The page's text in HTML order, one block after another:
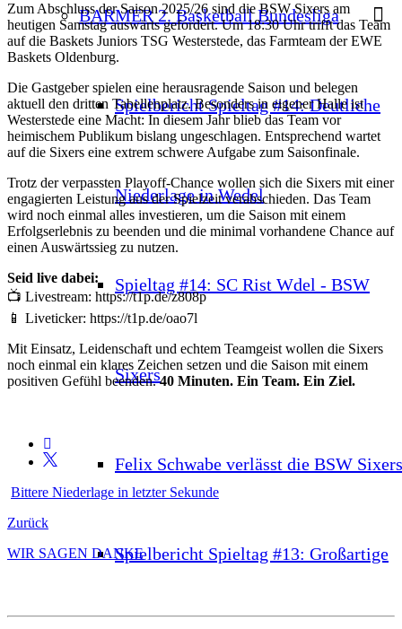
BARMER 2. Basketball Bundesliga
Spielbericht Spieltag #14: Deutliche
Niederlage in Wedel
Spieltag #14: SC Rist Wdel - BSW
Sixers
Felix Schwabe verlässt die BSW Sixers
Spielbericht Spieltag #13: Großartige
Zum Abschluss der Saison 2025/26 sind die BSW Sixers am
heutigen Samstag auswärts gefordert. Um 18:30 Uhr trifft das Team
auf die Baskets Juniors TSG Westerstede, das Farmteam der EWE
Baskets Oldenburg.
Die Gastgeber spielen eine herausragende Saison und belegen
aktuell den dritten Tabellenplatz. Besonders in eigener Halle ist
Westerstede eine Macht: In diesem Jahr blieb das Team vor
heimischem Publikum bislang ungeschlagen. Entsprechend wartet
auf die Sixers eine extrem schwere Aufgabe zum Saisonfinale.
Trotz der verpassten Playoff-Chance wollen sich die Sixers mit einer
engagierten Leistung aus der Spielzeit verabschieden. Das Team
wird noch einmal alles investieren, um die Saison mit einem
Erfolgserlebnis zu beenden und die minimal vorhandene Chance auf
einen Auswärtssieg zu nutzen.
Seid live dabei:
📺 Livestream: https://t1p.de/z808p
📱 Liveticker: https://t1p.de/oao7l
Mit Einsatz, Leidenschaft und echtem Teamgeist wollen die Sixers
noch einmal ein klares Zeichen setzen und die Saison mit einem
positiven Gefühl beenden.40 Minuten. Ein Team. Ein Ziel.
Bittere Niederlage in letzter Sekunde
Zurück
WIR SAGEN DANKE